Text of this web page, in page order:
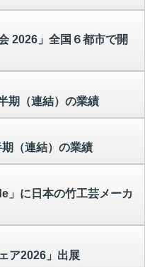
2026」全国６都市で開
期（連結）の業績
（連結）の業績
に日本の竹工芸メーカ
ア2026」出展